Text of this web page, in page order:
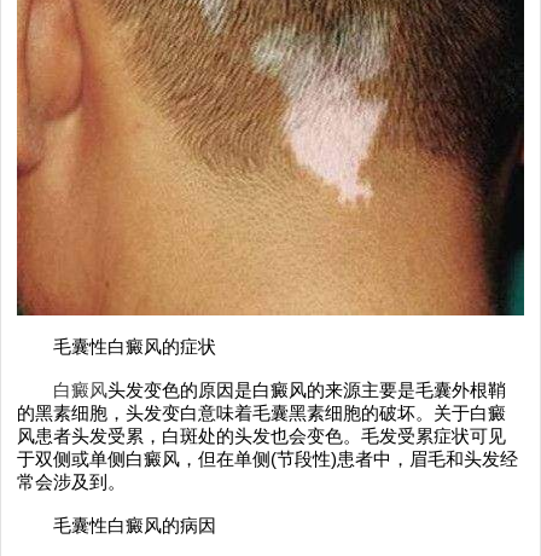
毛囊性白癜风的症状
白癜风头发变色的原因是白癜风的来源主要是毛囊外根鞘
的黑素细胞，头发变白意味着毛囊黑素细胞的破坏。关于白癜
风患者头发受累，白斑处的头发也会变色。毛发受累症状可见
于双侧或单侧白癜风，但在单侧(节段性)患者中，眉毛和头发经
常会涉及到。
毛囊性白癜风的病因